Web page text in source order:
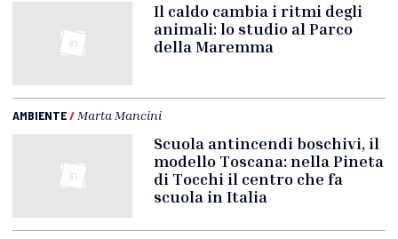
Il caldo cambia i ritmi degli
animali: lo studio al Parco
della Maremma
AMBIENTE/ Marta Mancini
Scuola antincendi boschivi, il
modello Toscana: nella Pineta
di Tocchi il centro che fa
scuola in Italia